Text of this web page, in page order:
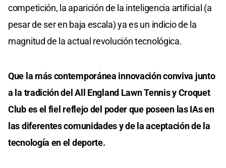
competición, la aparición de la inteligencia artificial (a
pesar de ser en baja escala) ya es un indicio de la
magnitud de la actual revolución tecnológica.
Que la más contemporánea innovación conviva junto
a la tradición del All England Lawn Tennis y Croquet
Club es el fiel reflejo del poder que poseen las IAs en
las diferentes comunidades y de la aceptación de la
tecnología en el deporte.